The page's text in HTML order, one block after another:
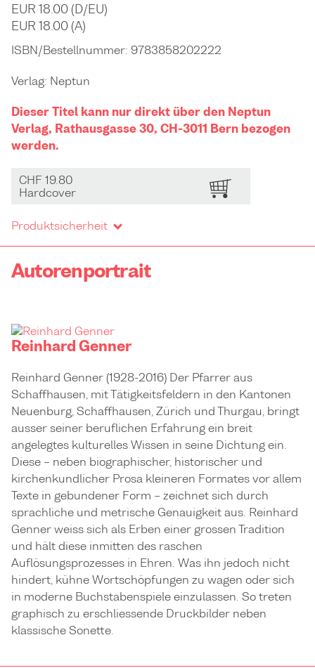
EUR 18.00 (D/EU)
EUR 18.00 (A)
ISBN/Bestellnummer: 9783858202222
Verlag: Neptun
Dieser Titel kann nur direkt über den Neptun
Verlag, Rathausgasse 30, CH-3011 Bern bezogen
werden.
CHF 19.80
Hardcover
Produktsicherheit
Autorenportrait
Reinhard Genner
Reinhard Genner (1928-2016) Der Pfarrer aus
Schaffhausen, mit Tätigkeitsfeldern in den Kantonen
Neuenburg, Schaffhausen, Zürich und Thurgau, bringt
ausser seiner beruflichen Erfahrung ein breit
angelegtes kulturelles Wissen in seine Dichtung ein.
Diese – neben biographischer, historischer und
kirchenkundlicher Prosa kleineren Formates vor allem
Texte in gebundener Form – zeichnet sich durch
sprachliche und metrische Genauigkeit aus. Reinhard
Genner weiss sich als Erben einer grossen Tradition
und hält diese inmitten des raschen
Auflösungsprozesses in Ehren. Was ihn jedoch nicht
hindert, kühne Wortschöpfungen zu wagen oder sich
in moderne Buchstabenspiele einzulassen. So treten
graphisch zu erschliessende Druckbilder neben
klassische Sonette.